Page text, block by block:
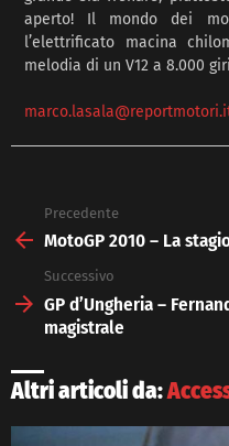
aperto! Il mondo dei
l’elettrificato macina
melodia di un V12 a 8.000
more
Precedente
MotoGP 2010 – La
Successivo
GP d’Ungheria –
magistrale
Altri articoli da: